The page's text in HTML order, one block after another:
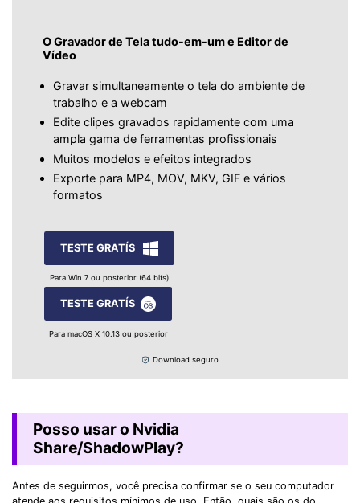
O Gravador de Tela tudo-em-um e Editor de
Vídeo
Gravar simultaneamente o tela do ambiente de
trabalho e a webcam
Edite clipes gravados rapidamente com uma
ampla gama de ferramentas profissionais
Muitos modelos e efeitos integrados
Exporte para MP4, MOV, MKV, GIF e vários
formatos
TESTE GRATÍS
Para Win 7 ou posterior (64 bits)
TESTE GRATÍS
Para macOS X 10.13 ou posterior
Download seguro
Posso usar o Nvidia
Share/ShadowPlay?
Antes de seguirmos, você precisa confirmar se o seu computador